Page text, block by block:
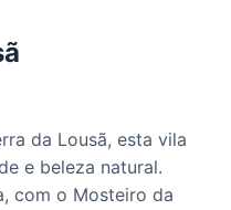
da Lousã, esta vila
e beleza natural.
com o Mosteiro da